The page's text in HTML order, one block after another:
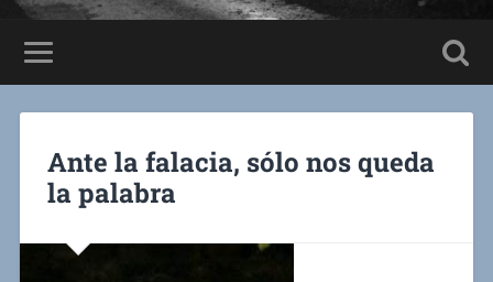
Ante la falacia, sólo nos queda
la palabra